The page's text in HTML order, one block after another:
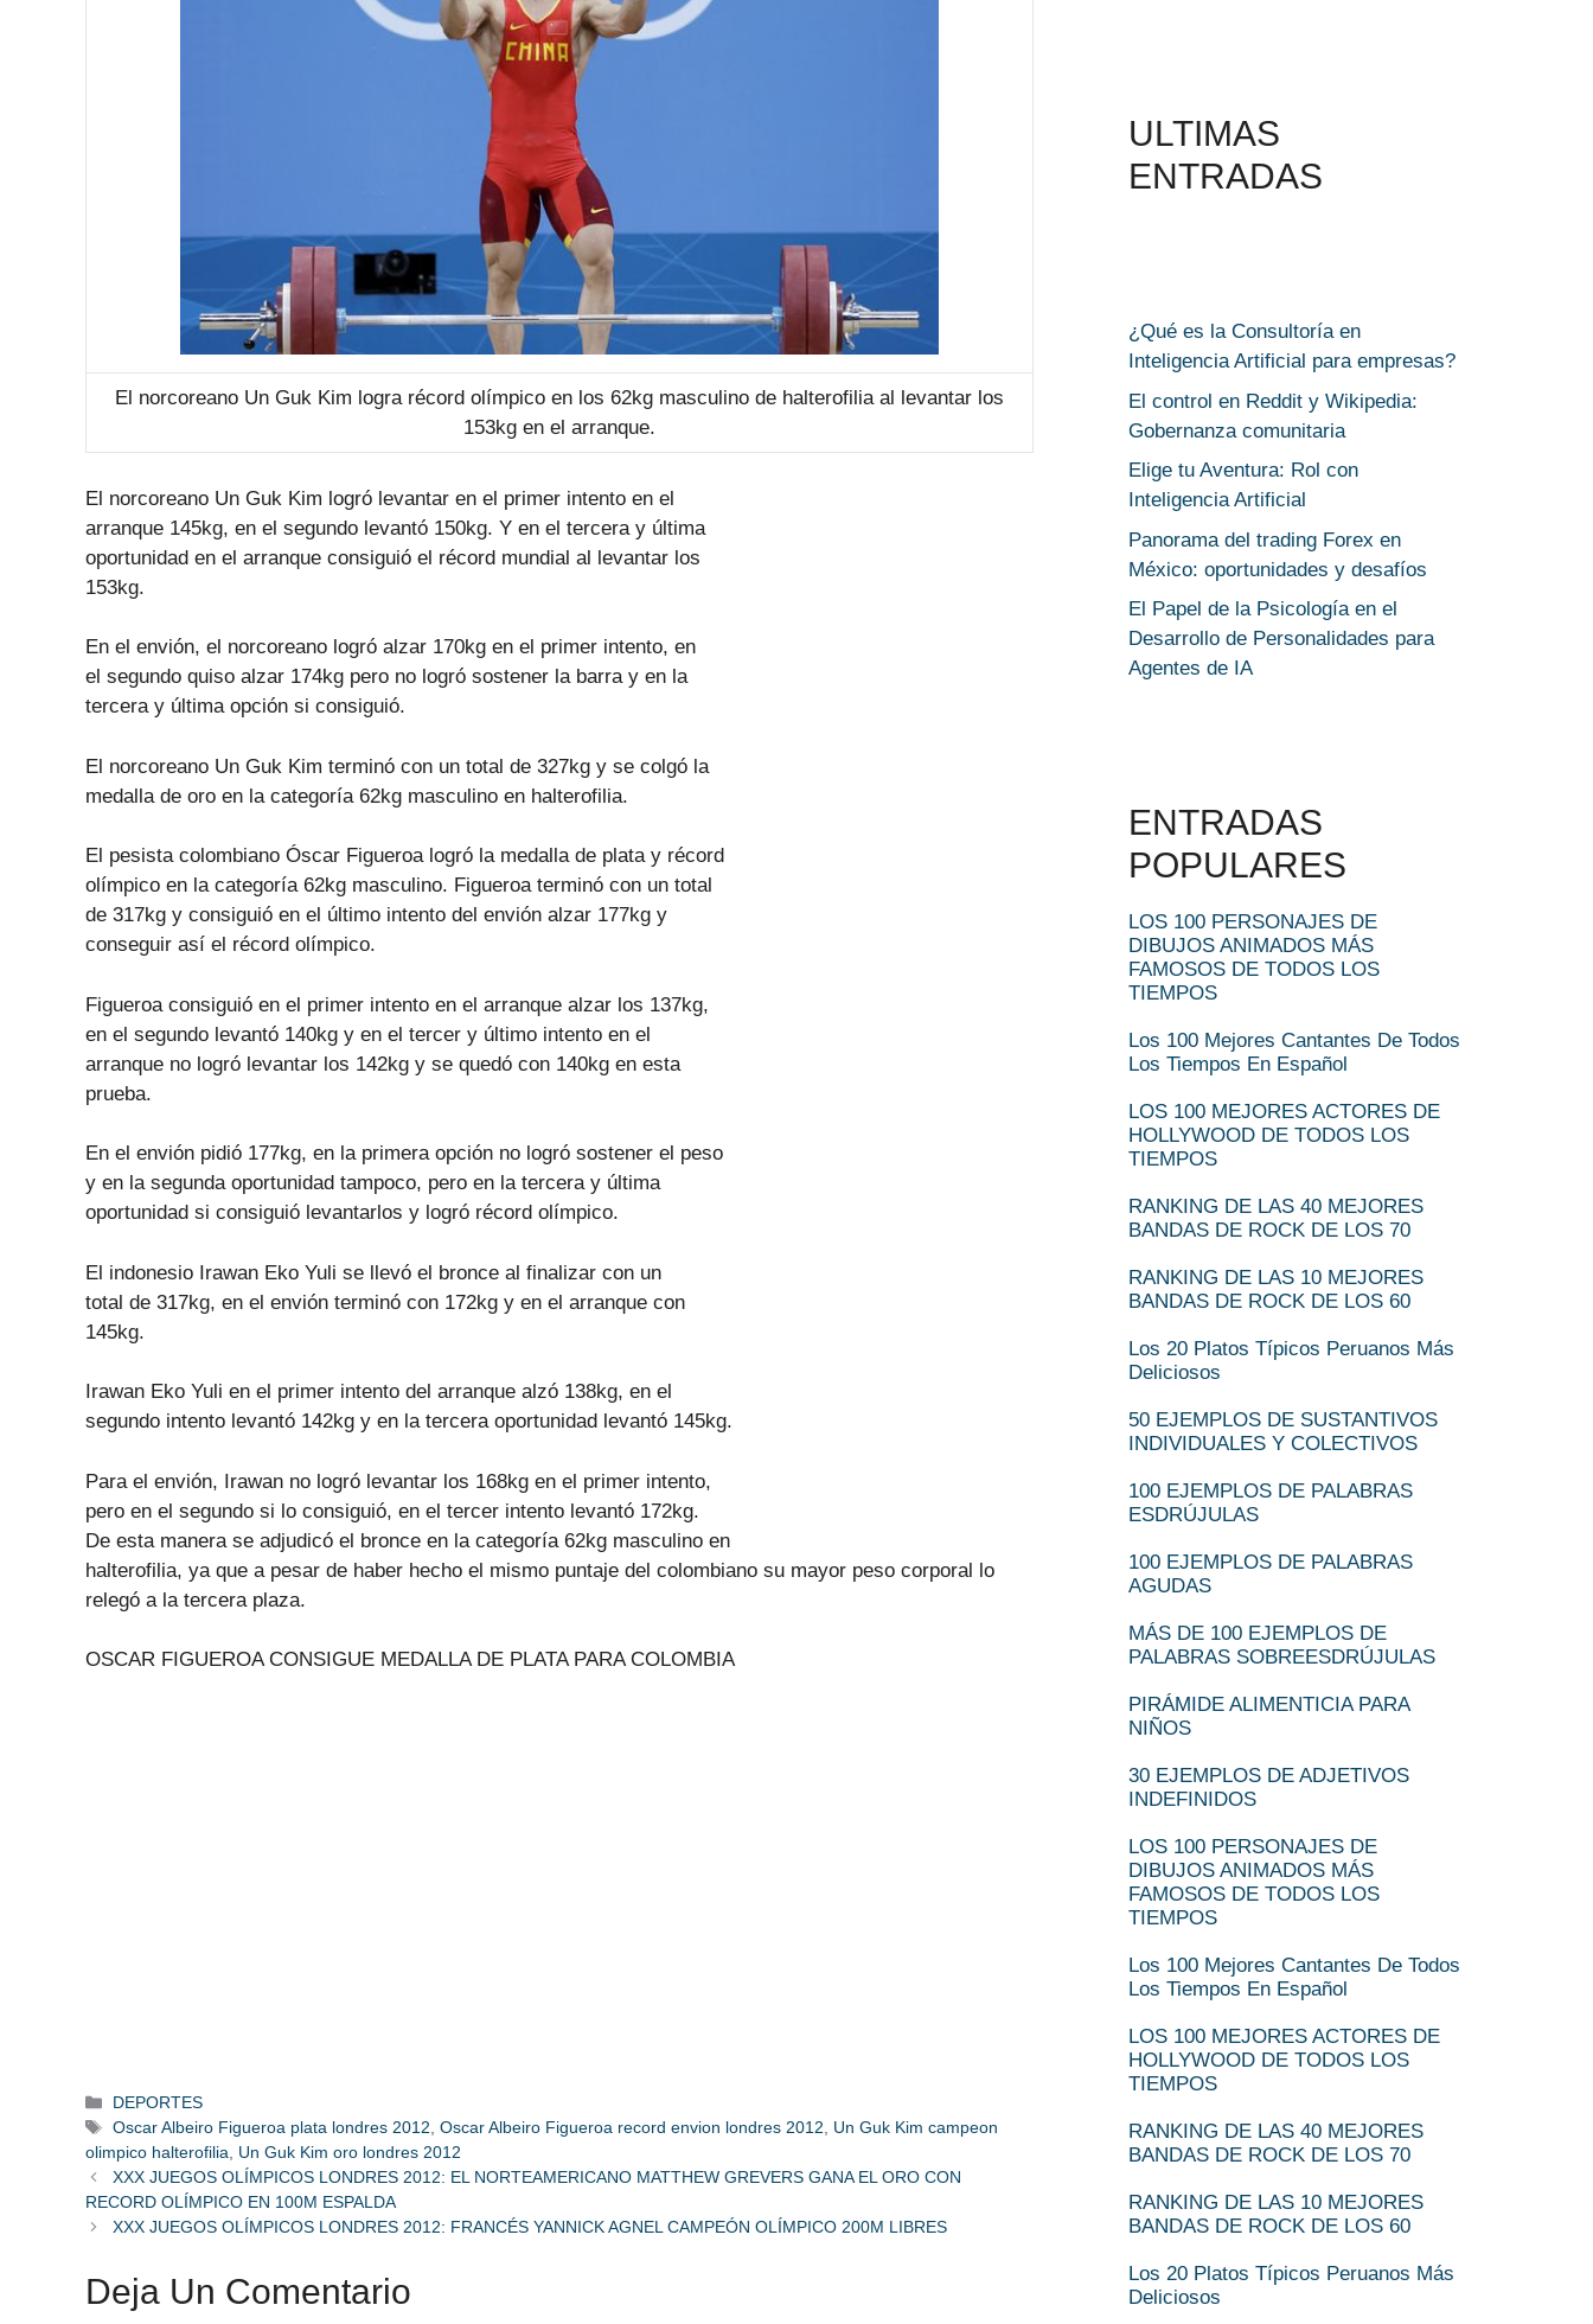
El norcoreano Un Guk Kim logra récord olímpico en los 62kg masculino de halterofilia al levantar los
153kg en el arranque.
El norcoreano Un Guk Kim logró levantar en el primer intento en el
arranque 145kg, en el segundo levantó 150kg. Y en el tercera y última
oportunidad en el arranque consiguió el récord mundial al levantar los
153kg.
En el envión, el norcoreano logró alzar 170kg en el primer intento, en
el segundo quiso alzar 174kg pero no logró sostener la barra y en la
tercera y última opción si consiguió.
El norcoreano Un Guk Kim terminó con un total de 327kg y se colgó la
medalla de oro en la categoría 62kg masculino en halterofilia.
El pesista colombiano Óscar Figueroa logró la medalla de plata y récord
olímpico en la categoría 62kg masculino. Figueroa terminó con un total
de 317kg y consiguió en el último intento del envión alzar 177kg y
conseguir así el récord olímpico.
Figueroa consiguió en el primer intento en el arranque alzar los 137kg,
en el segundo levantó 140kg y en el tercer y último intento en el
arranque no logró levantar los 142kg y se quedó con 140kg en esta
prueba.
En el envión pidió 177kg, en la primera opción no logró sostener el peso
y en la segunda oportunidad tampoco, pero en la tercera y última
oportunidad si consiguió levantarlos y logró récord olímpico.
El indonesio Irawan Eko Yuli se llevó el bronce al finalizar con un
total de 317kg, en el envión terminó con 172kg y en el arranque con
145kg.
Irawan Eko Yuli en el primer intento del arranque alzó 138kg, en el
segundo intento levantó 142kg y en la tercera oportunidad levantó 145kg.
Para el envión, Irawan no logró levantar los 168kg en el primer intento,
pero en el segundo si lo consiguió, en el tercer intento levantó 172kg.
De esta manera se adjudicó el bronce en la categoría 62kg masculino en
halterofilia, ya que a pesar de haber hecho el mismo puntaje del colombiano su mayor peso corporal lo
relegó a la tercera plaza.
OSCAR FIGUEROA CONSIGUE MEDALLA DE PLATA PARA COLOMBIA
Categorías
DEPORTES
Etiquetas
Oscar Albeiro Figueroa plata londres 2012 ,Oscar Albeiro Figueroa record envion londres 2012
Un Guk Kim campeon
olimpico halterofilia
Un Guk Kim oro londres 2012
XXX JUEGOS OLÍMPICOS LONDRES 2012: EL NORTEAMERICANO MATTHEW GREVERS GANA EL ORO CON
RECORD OLÍMPICO EN 100M ESPALDA
XXX JUEGOS OLÍMPICOS LONDRES 2012: FRANCÉS YANNICK AGNEL CAMPEÓN OLÍMPICO 200M LIBRES
Deja Un Comentario
ULTIMAS
ENTRADAS
¿Qué es la Consultoría en
Inteligencia Artificial para empresas?
El control en Reddit y Wikipedia:
Gobernanza comunitaria
Elige tu Aventura: Rol con
Inteligencia Artificial
Panorama del trading Forex en
México: oportunidades y desafíos
El Papel de la Psicología en el
Desarrollo de Personalidades para
Agentes de IA
ENTRADAS
POPULARES
LOS 100 PERSONAJES DE
DIBUJOS ANIMADOS MÁS
FAMOSOS DE TODOS LOS
TIEMPOS
Los 100 Mejores Cantantes De Todos
Los Tiempos En Español
LOS 100 MEJORES ACTORES DE
HOLLYWOOD DE TODOS LOS
TIEMPOS
RANKING DE LAS 40 MEJORES
BANDAS DE ROCK DE LOS 70
RANKING DE LAS 10 MEJORES
BANDAS DE ROCK DE LOS 60
Los 20 Platos Típicos Peruanos Más
Deliciosos
50 EJEMPLOS DE SUSTANTIVOS
INDIVIDUALES Y COLECTIVOS
100 EJEMPLOS DE PALABRAS
ESDRÚJULAS
100 EJEMPLOS DE PALABRAS
AGUDAS
MÁS DE 100 EJEMPLOS DE
PALABRAS SOBREESDRÚJULAS
PIRÁMIDE ALIMENTICIA PARA
NIÑOS
30 EJEMPLOS DE ADJETIVOS
INDEFINIDOS
LOS 100 PERSONAJES DE
DIBUJOS ANIMADOS MÁS
FAMOSOS DE TODOS LOS
TIEMPOS
Los 100 Mejores Cantantes De Todos
Los Tiempos En Español
LOS 100 MEJORES ACTORES DE
HOLLYWOOD DE TODOS LOS
TIEMPOS
RANKING DE LAS 40 MEJORES
BANDAS DE ROCK DE LOS 70
RANKING DE LAS 10 MEJORES
BANDAS DE ROCK DE LOS 60
Los 20 Platos Típicos Peruanos Más
Deliciosos